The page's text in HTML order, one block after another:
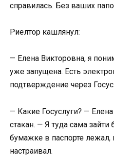
справилась. Без ваших
Риелтор кашлянул:
— Елена Викторовна, я
уже запущена. Есть
подтверждение через
— Какие Госуслуги? —
стакан. — Я туда сама
бумажке в паспорте лежал,
настраивал.